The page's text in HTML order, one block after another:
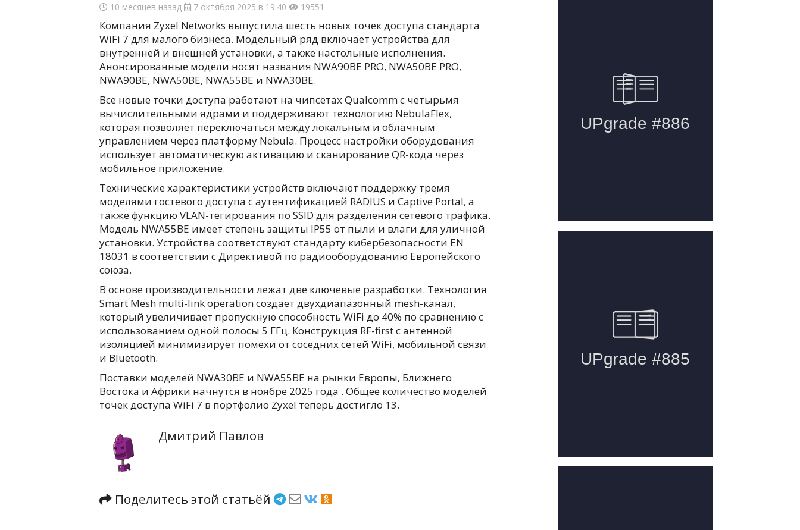
10 месяцев назад 7 октября 2025 в 19:40 19551
Компания Zyxel Networks выпустила шесть новых точек доступа стандарта
WiFi 7 для малого бизнеса. Модельный ряд включает устройства для
внутренней и внешней установки, а также настольные исполнения.
Анонсированные модели носят названия NWA90BE PRO, NWA50BE PRO,
NWA90BE, NWA50BE, NWA55BE и NWA30BE.
Все новые точки доступа работают на чипсетах Qualcomm с четырьмя
вычислительными ядрами и поддерживают технологию NebulaFlex,
которая позволяет переключаться между локальным и облачным
управлением через платформу Nebula. Процесс настройки оборудования
использует автоматическую активацию и сканирование QR-кода через
мобильное приложение.
Технические характеристики устройств включают поддержку тремя
моделями гостевого доступа с аутентификацией RADIUS и Captive Portal, а
также функцию VLAN-тегирования по SSID для разделения сетевого трафика.
Модель NWA55BE имеет степень защиты IP55 от пыли и влаги для уличной
установки. Устройства соответствуют стандарту кибербезопасности EN
18031 в соответствии с Директивой по радиооборудованию Европейского
союза.
В основе производительности лежат две ключевые разработки. Технология
Smart Mesh multi-link operation создает двухдиапазонный mesh-канал,
который увеличивает пропускную способность WiFi до 40% по сравнению с
использованием одной полосы 5 ГГц. Конструкция RF-first с антенной
изоляцией минимизирует помехи от соседних сетей WiFi, мобильной связи
и Bluetooth.
Поставки моделей NWA30BE и NWA55BE на рынки Европы, Ближнего
Востока и Африки начнутся в ноябре 2025 года . Общее количество моделей
точек доступа WiFi 7 в портфолио Zyxel теперь достигло 13.
Дмитрий Павлов
Поделитесь этой статьёй